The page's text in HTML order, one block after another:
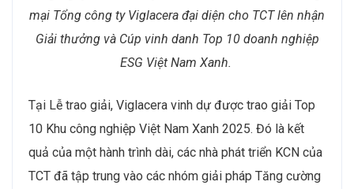
mại Tổng công ty Viglacera đại diện cho TCT lên nhận
Giải thưởng và Cúp vinh danh Top 10 doanh nghiệp
ESG Việt Nam Xanh.
Tại Lễ trao giải, Viglacera vinh dự được trao giải Top
10 Khu công nghiệp Việt Nam Xanh 2025. Đó là kết
quả của một hành trình dài, các nhà phát triển KCN của
TCT đã tập trung vào các nhóm giải pháp Tăng cường